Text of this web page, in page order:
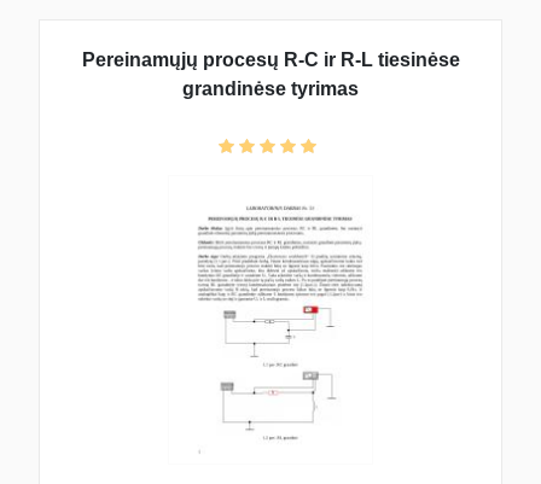
Pereinamųjų procesų R-C ir R-L tiesinėse
grandinėse tyrimas